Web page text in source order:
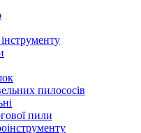
пилососів
пили